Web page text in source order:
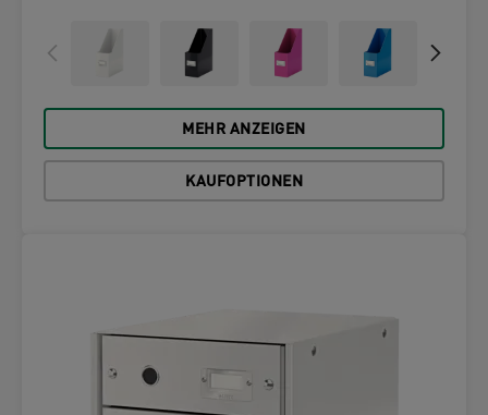
MEHR ANZEIGEN
KAUFOPTIONEN